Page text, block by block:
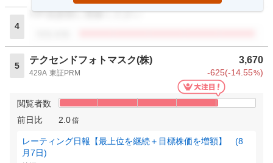
4
VIP倶楽部に登録ください
5
テクセンドフォトマスク(株) 3,670
429A 東証PRM -625(-14.55%)
閲覧者数
前日比
2.0倍
レーティング日報【最上位を継続＋目標株価を増額】 (8
月7日)